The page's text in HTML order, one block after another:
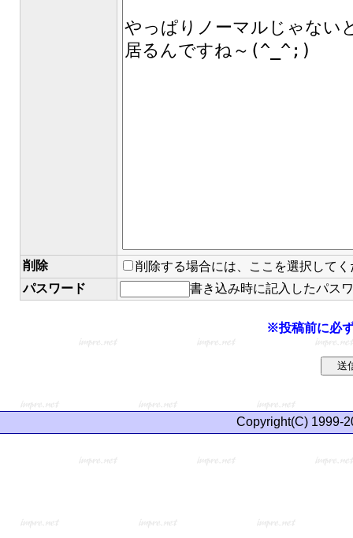
削除
削除する場合には、ここを選択してく
パスワード
書き込み時に記入したパス
※投稿前に必
Copyright(C) 1999-